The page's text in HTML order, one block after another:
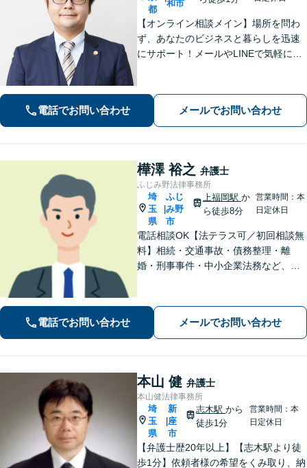
都
和市
【オンライン相談メイン】場所を問わ
ず、あなたのビジネスと暮らしを迅速
にサポート！メールやLINEで気軽につ
寧に示します。【メール・LINE 受付
電話でお問い合わせ メールでお問い合わせ
樺澤 裕之 弁護士
ふじみ野法律事務所
埼
玉
県
ふじ
み野
市
上福岡駅 か
ら徒歩8分
営業時間：本
日定休日
電話相談OK【法テラス可／初回相談無
料】相続・交通事故・債務整理・離
婚・刑事事件・中小企業法務など、お
へと導きます【休日夜間対応】【上福
岡駅8分】【駐車場あり】
電話でお問い合わせ メールでお問い合わせ
本山 健 弁護士
本山健法律事務所
埼
玉
県
新
座
市
志木駅から
徒歩1分
営業時間：本
日定休日
【弁護士歴20年以上】【志木駅より徒
歩1分】依頼者様の希望をくみ取り、納